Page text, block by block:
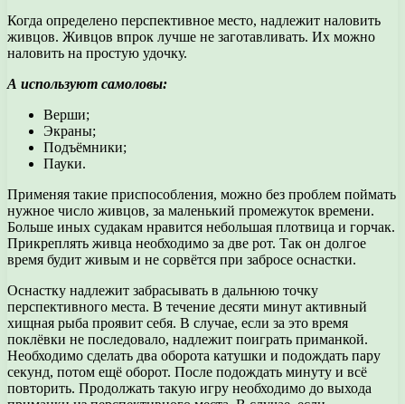
Когда определено перспективное место, надлежит наловить
живцов. Живцов впрок лучше не заготавливать. Их можно
наловить на простую удочку.
А используют самоловы:
Верши;
Экраны;
Подъёмники;
Пауки.
Применяя такие приспособления, можно без проблем поймать
нужное число живцов, за маленький промежуток времени.
Больше иных судакам нравится небольшая плотвица и горчак.
Прикреплять живца необходимо за две рот. Так он долгое
время будит живым и не сорвётся при забросе оснастки.
Оснастку надлежит забрасывать в дальнюю точку
перспективного места. В течение десяти минут активный
хищная рыба проявит себя. В случае, если за это время
поклёвки не последовало, надлежит поиграть приманкой.
Необходимо сделать два оборота катушки и подождать пару
секунд, потом ещё оборот. После подождать минуту и всё
повторить. Продолжать такую игру необходимо до выхода